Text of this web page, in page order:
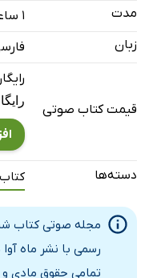
مدت
۱ ساعت و ۱۵ دقیقه
زبان
قیمت کتاب صوتی
دسته‌ها
مجله صوتی کتاب
رسمی با نشر ماه
تمامی حقوق مادی و